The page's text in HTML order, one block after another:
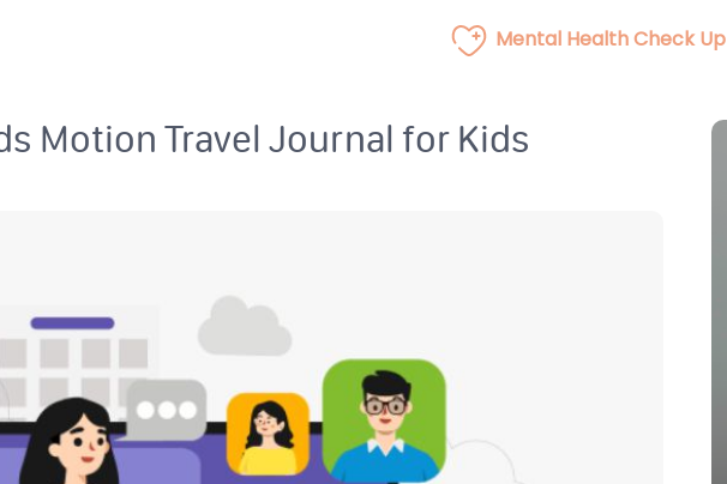
Mental Health Check Up
Motion Travel Journal for Kids